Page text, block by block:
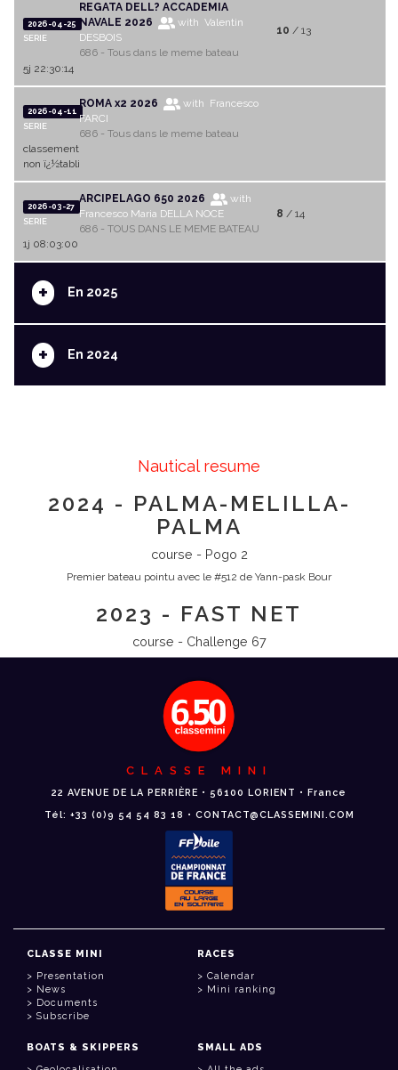
2026-04-25
SERIE
REGATA DELL? ACCADEMIA
NAVALE 2026
with Valentin
DESBOIS
686 - Tous dans le meme bateau
10 / 13
5j 22:30:14
2026-04-11
SERIE
ROMA x2 2026
with Francesco
FARCI
686 - Tous dans le meme bateau
classement
non ï¿½tabli
2026-03-27
SERIE
ARCIPELAGO 650 2026
with
Francesco Maria DELLA NOCE
686 - TOUS DANS LE MEME BATEAU
8 / 14
1j 08:03:00
+ En 2025
+ En 2024
Nautical resume
2024 - PALMA-MELILLA-
PALMA
course - Pogo 2
Premier bateau pointu avec le #512 de Yann-pask Bour
2023 - FAST NET
course - Challenge 67
CLASSE MINI
22 AVENUE DE LA PERRIÈRE • 56100 LORIENT • France
Tél: +33 (0)9 54 54 83 18 • CONTACT@CLASSEMINI.COM
CLASSE MINI
Presentation
News
Documents
Subscribe
RACES
Calendar
Mini ranking
BOATS & SKIPPERS
SMALL ADS